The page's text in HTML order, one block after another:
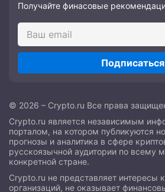
Получайте финасовые
Подписаться
© 2026 – Crypto.ru Все права
Crypto.ru является независимым
порталом, на котором публикуются
прогнозы и аналитика в сфере
русскоязычной аудитории по всему
конкретной стране.
Crypto.ru не представляет интересы
организаций, не оказывает